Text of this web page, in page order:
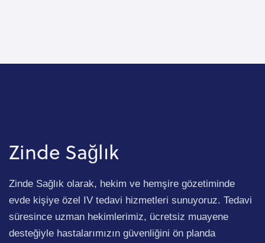
Zinde Sağlık
Zinde Sağlık olarak, hekim ve hemşire gözetiminde
evde kişiye özel IV tedavi hizmetleri sunuyoruz. Tedavi
süresince uzman hekimlerimiz, ücretsiz muayene
desteğiyle hastalarımızın güvenliğini ön planda